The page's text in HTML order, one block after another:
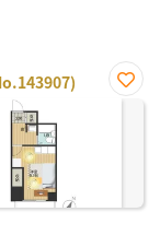
お気